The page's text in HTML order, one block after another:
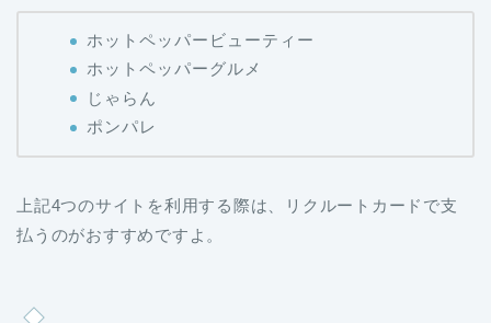
ホットペッパービューティー
ホットペッパーグルメ
じゃらん
ポンパレ
上記4つのサイトを利用する際は、リクルートカードで支
払うのがおすすめですよ。